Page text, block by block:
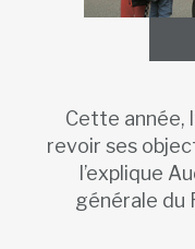
Cette année,
revoir ses
l’explique
générale du